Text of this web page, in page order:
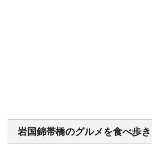
岩国錦帯橋のグルメを食べ歩